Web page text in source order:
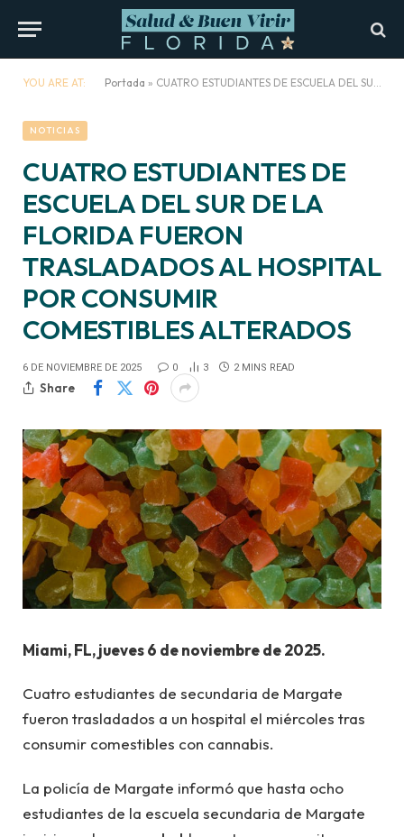
YOU ARE AT: Portada » CUATRO ESTUDIANTES DE ESCUELA DEL SUR DE LA FLORIDA FUERON TRASLADADOS AL HOSPITAL POR CONSUMIR COMESTIBLES ALTERADOS
NOTICIAS
CUATRO ESTUDIANTES DE
ESCUELA DEL SUR DE LA
FLORIDA FUERON
TRASLADADOS AL HOSPITAL
POR CONSUMIR
COMESTIBLES ALTERADOS
6 DE NOVIEMBRE DE 2025 0 3 2 MINS READ
Share
Miami, FL, jueves 6 de noviembre de 2025.
Cuatro estudiantes de secundaria de Margate
fueron trasladados a un hospital el miércoles tras
consumir comestibles con cannabis.
La policía de Margate informó que hasta ocho
estudiantes de la escuela secundaria de Margate